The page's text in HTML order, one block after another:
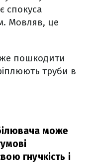
спокуса
Мовляв, це
пошкодити
труби в
може
гнучкість і